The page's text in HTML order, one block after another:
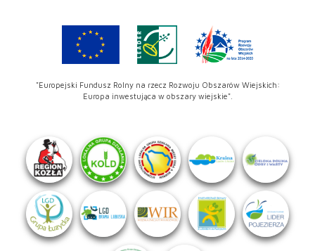
"Europejski Fundusz Rolny na rzecz Rozwoju Obszarów Wiejskich:
Europa inwestująca w obszary wiejskie".